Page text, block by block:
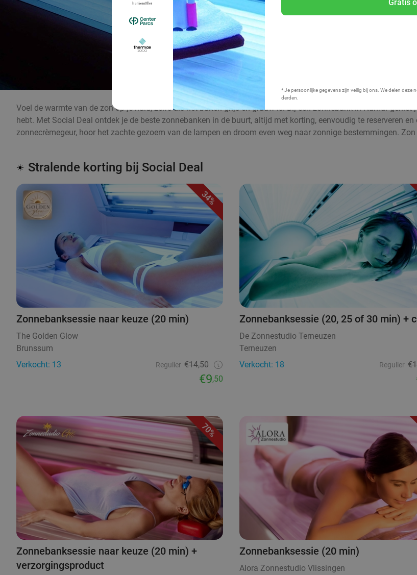
Gratis
* Je persoonlijke gegevens zijn veilig bij ons. We delen deze
derden.
Voel de warmte van de zon op je huid, zelfs als het buiten grijs en grauw is. Bij een zonnebank in Namur
hebt. Met Social Deal ontdek je de beste zonnebanken in de buurt, altijd met korting, eenvoudig te reserveren
zonnecrèmegeur, hoor het zachte gezoem van de lampen en droom even weg naar zonnige bestemmingen.
☀️ Stralende korting bij Social Deal
34%
Zonnebanksessie naar keuze (20 min)
The Golden Glow
Brunssum
Verkocht: 13
Regulier €14,50
€9,50
Zonnebanksessie (20, 25 of 30 min) +
De Zonnestudio Terneuzen
Terneuzen
Verkocht: 18
Regulier
70%
Zonnebanksessie naar keuze (20 min) +
verzorgingsproduct
Zonnebanksessie (20 min)
Alora Zonnestudio Vlissingen